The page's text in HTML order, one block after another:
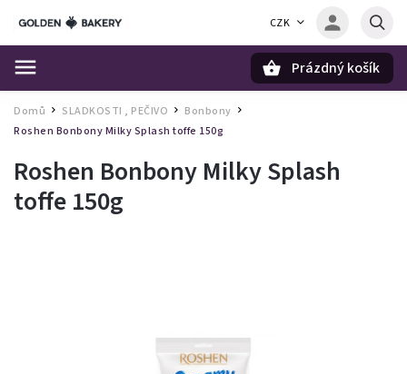
CZK
Prázdný košík
Domů / SLADKOSTI , PEČIVO / Bonbony
Roshen Bonbony Milky Splash toffe 150g
Roshen Bonbony Milky Splash
toffe 150g